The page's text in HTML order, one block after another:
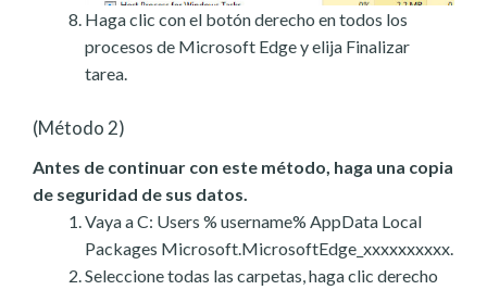
Haga clic con el botón derecho en todos los
procesos de Microsoft Edge y elija Finalizar
tarea.
(Método 2)
Antes de continuar con este método, haga una copia
de seguridad de sus datos.
Vaya a C: Users % username% AppData Local
Packages Microsoft.MicrosoftEdge_xxxxxxxxxx.
Seleccione todas las carpetas, haga clic derecho